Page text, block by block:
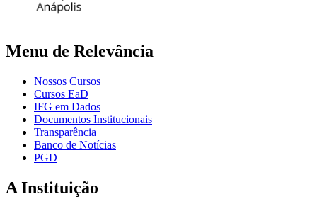
Menu de Relevância
Nossos Cursos
Cursos EaD
IFG em Dados
Documentos Institucionais
Transparência
Banco de Notícias
PGD
A Instituição